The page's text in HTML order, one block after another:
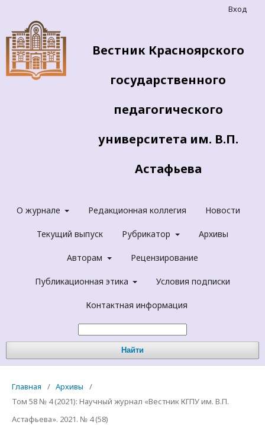
Вестник Красноярского
государственного
педагогического
университета им. В.П.
Астафьева
О журнале Редакционная коллегия Новости
Текущий выпуск Рубрикатор Архивы
Авторам Рецензирование
Публикационная этика Условия подписки
Контактная информация
Найти
Вход
Главная / Архивы
/
Том 58 № 4 (2021): Научный журнал «Вестник КГПУ им. В.П.
Астафьева». 2021. № 4 (58)